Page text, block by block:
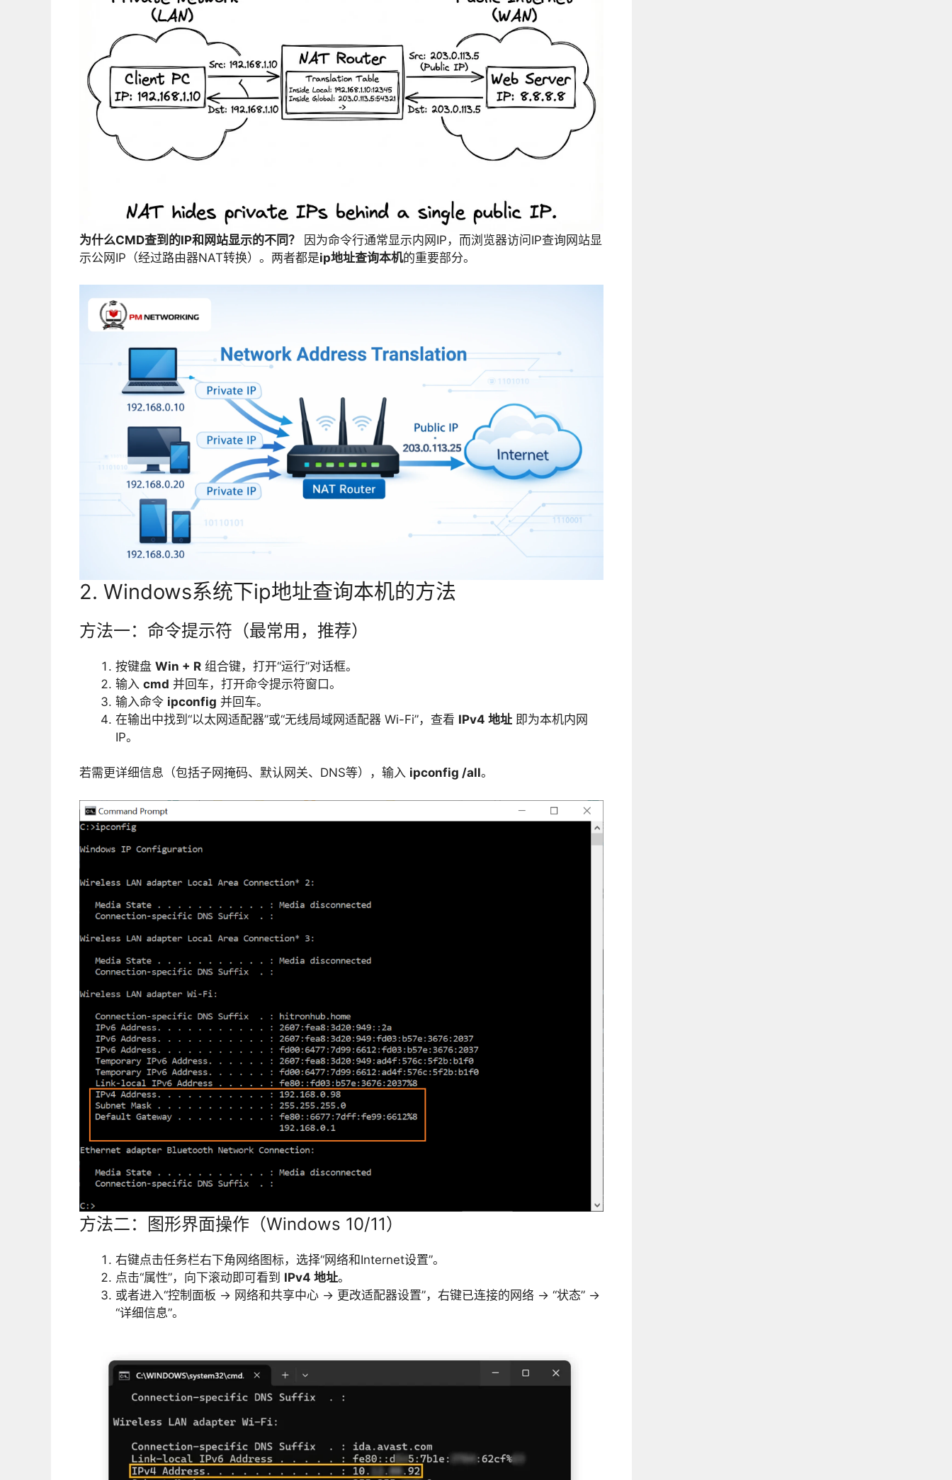
为什么CMD查到的IP和网站显示的不同？
因为命令行通常显示内网IP，而浏览器访问IP查询网站显
示公网IP（经过路由器NAT转换）。两者都是ip地址查询本机的重要部分。
2. Windows系统下ip地址查询本机的方法
方法一：命令提示符（最常用，推荐）
按键盘 Win + R 组合键，打开“运行”对话框。
输入 cmd 并回车，打开命令提示符窗口。
输入命令 ipconfig 并回车。
在输出中找到“以太网适配器”或“无线局域网适配器 Wi-Fi”，查看 IPv4 地址 即为本机内网
IP。
若需更详细信息（包括子网掩码、默认网关、DNS等），输入 ipconfig /all。
方法二：图形界面操作（Windows 10/11）
右键点击任务栏右下角网络图标，选择“网络和Internet设置”。
点击“属性”，向下滚动即可看到 IPv4 地址。
或者进入“控制面板 → 网络和共享中心 → 更改适配器设置”，右键已连接的网络 → “状态” →
“详细信息”。